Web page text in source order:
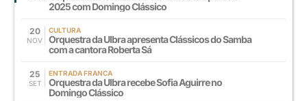
2025 com Domingo Clássico
20
NOV
CULTURA
Orquestra da Ulbra apresenta Clássicos do Samba
com a cantora Roberta Sá
25
SET
ENTRADA FRANCA
Orquestra da Ulbra recebe Sofia Aguirre no
Domingo Clássico